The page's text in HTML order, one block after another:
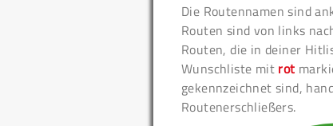
Die Routennamen sind
Routen sind von links
Routen, die in deiner
Wunschliste mit rot
gekennzeichnet sind,
Routenerschließers.